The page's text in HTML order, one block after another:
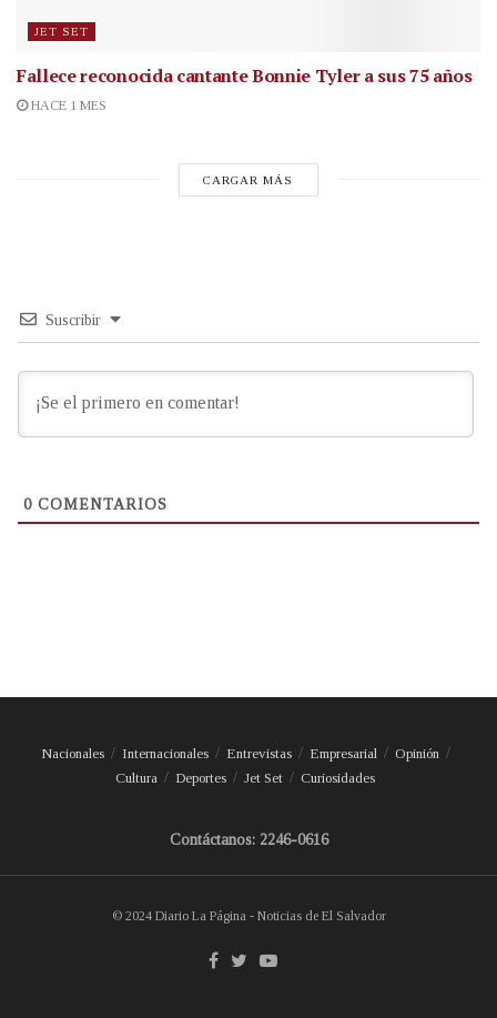
JET SET
Fallece reconocida cantanteBonnie Tyler a sus 75 años
HACE 1 MES
CARGAR MÁS
Suscribir
0 COMENTARIOS
Nacionales Internacionales Entrevistas Empresarial
Opinión
Cultura
Deportes Jet Set Curiosidades
Contáctanos: 2246-0616
© 2024 Diario La Página - Noticias de El Salvador